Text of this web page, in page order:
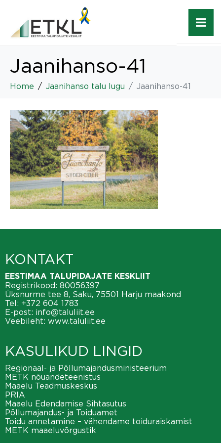
Jaanihanso-41
Home Jaanihanso talu lugu Jaanihanso-41
KONTAKT
EESTIMAA TALUPIDAJATE KESKLIIT
Registrikood: 80056397
Üksnurme tee 8, Saku, 75501 Harju maakond
Tel: +372 604 1783
E-post: info@taluliit.ee
Veebileht: www.taluliit.ee
KASULIKUD LINGID
Regionaal- ja Põllumajandusministeerium
METK nõuandeteenistus
Maaelu Teadmuskeskus
PRIA
Maaelu Edendamise Sihtasutus
Põllumajandus- ja Toiduamet
Toidu annetamine – vähendame toiduraiskamist
METK maaeluvõrgustik